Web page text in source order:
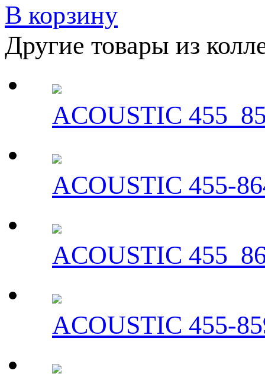
В корзину
Другие товары из
ACOUSTIC
ACOUSTIC 455-
ACOUSTIC
ACOUSTIC 455-